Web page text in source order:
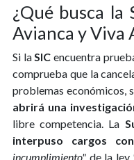
¿Qué busca la
Avianca y Viva
Si la SIC encuentra
comprueba que la
problemas económicos,
abrirá una
libre competencia. La
interpuso cargos
incumplimiento" de la ley